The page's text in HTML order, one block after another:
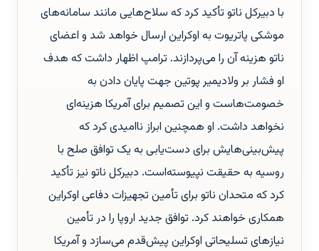
با دبیرکل ناتو تأکید کرد که سلاح‌هایی مانند سامانه‌های
موشکی پاتریوت به اوکراین ارسال خواهد شد و اعضای
ناتو هزینه آن را می‌پردازند. ترامپ اظهار داشت که هدف
او فشار بر ولادیمیر پوتین جهت پایان دادن به
خصومت‌هاست و این تصمیم برای آمریکا هزینه‌ای
نخواهد داشت. او همچنین ابراز ناامیدی کرد که
پیش‌بینی‌هایش برای دست‌یابی به یک توافق صلح با
روسیه به حقیقت نپیوسته‌است. دبیرکل ناتو نیز تأکید
کرد که متحدان ناتو برای تأمین تجهیزات دفاعی اوکراین
همکاری خواهند کرد. توافق جدید اروپا را در تأمین
نیازهای تسلیحاتی اوکراین پیش‌قدم می‌سازد و آمریکا